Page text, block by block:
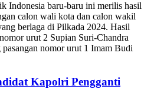
Indonesia baru-baru ini merilis hasil
calon wali kota dan calon wakil
berlaga di Pilkada 2024. Hasil
urut 2 Supian Suri-Chandra
nomor urut 1 Imam Budi
Kapolri Pengganti